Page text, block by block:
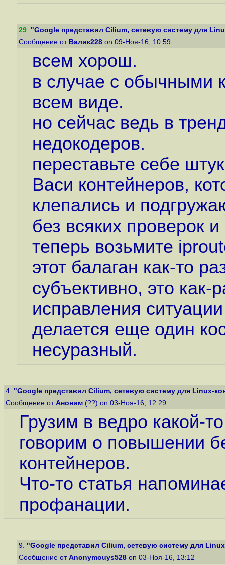
29. "Google представил Cilium, сетевую систему для
Сообщение от Валик228 on 09-Ноя-16, 10:59
всем хорош.
в случае с обычными
всем виде.
но сейчас ведь в
недокодеров.
переставьте себе
Васи контейнеров,
клепались и
без всяких проверок
теперь возьмите
этот балаган как-то
субъективно, это как-
исправления
делается еще один
несуразный.
4. "Google представил Cilium, сетевую систему для Linux-
Сообщение от Аноним (??) on 03-Ноя-16, 12:29
Грузим в ведро какой-
говорим о повышении
контейнеров.
Что-то статья
профанации.
9. "Google представил Cilium, сетевую систему для
Сообщение от Anonymouys528 on 03-Ноя-16, 13:12